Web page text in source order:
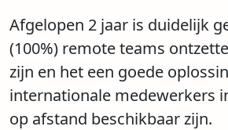
Afgelopen 2 jaar is duidelijk
(100%) remote teams
zijn en het een goede
internationale medewerkers
op afstand beschikbaar zijn.